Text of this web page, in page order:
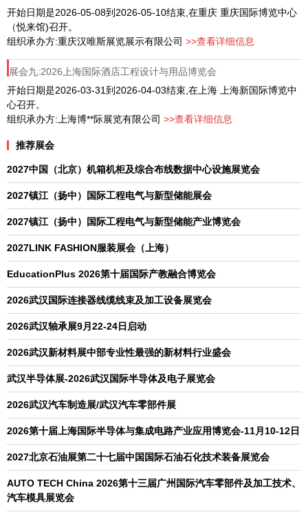
开始日期是2026-05-08到2026-05-10结束,在重庆 重庆国际博览中心
（悦来馆)召开。
组织承办方:重庆汉唯斯展览展示有限公司 >>查看详细信息
展会九:2026上海国际酒店工程设计与用品博览会
开始日期是2026-03-31到2026-04-03结束,在上海 上海新国际博览中
心召开。
组织承办方:上海博**际展览有限公司 >>查看详细信息
推荐展会
2027中国（北京）机箱机柜及综合布线数据中心设施展览会
2027镇江（扬中）国际工程电气与新型储能展会
2027镇江（扬中）国际工程电气与新型储能产业博览会
2027LINK FASHION服装展会（上海）
EducationPlus 2026第十届国际产教融合博览会
2026武汉国际连接器线缆线束及加工设备展览会
2026武汉轴承展9月22-24日启动
2026武汉新材料展中部专业性最强的新材料行业盛会
武汉半导体展-2026武汉国际半导体及电子展览会
2026武汉汽车制造展/武汉汽车零部件展
2026第十届上海国际半导体与集成电路产业应用博览会-11月10-12日
2027北京石油展第二十七届中国国际石油石化技术装备展览会
AUTO TECH China 2026第十三届广州国际汽车零部件及加工技术、
汽车模具展览会